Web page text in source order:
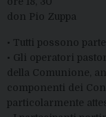
don Pio Zuppa
• Tutti possono
• Gli operatori
della Comunione,
componenti dei
particolarmente